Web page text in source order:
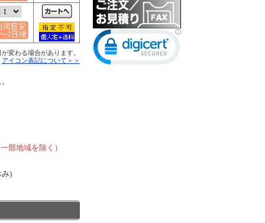
変わる場合があります。
アイコン表記について＞＞
部地域を除く）
み)